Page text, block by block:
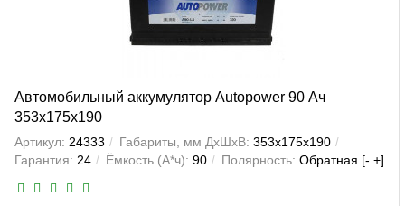
Автомобильный аккумулятор Autopower 90 Ач
353x175x190
Артикул: 24333 Габариты, мм ДхШхВ: 353x175x190
Гарантия: 24 Ёмкость (А*ч): 90 Полярность: Обратная [- +]